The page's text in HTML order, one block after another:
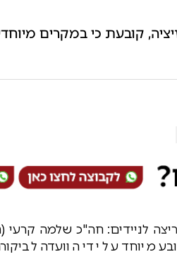
קובעת כי במקרים
לניידים: חה"כ שלמה קרעי
מיוחד על ידי הוועדה